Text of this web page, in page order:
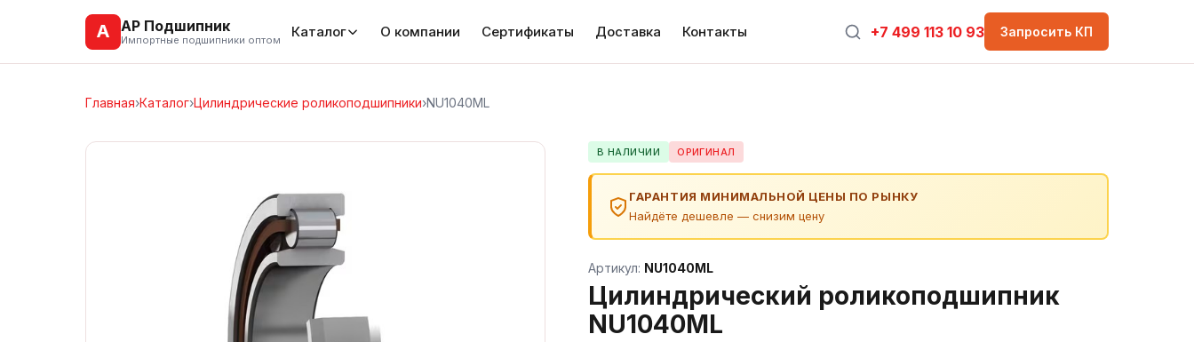
А АР Подшипник
Импортные подшипники оптом Каталог О компании Сертификаты Доставка Контакты +7 499 113 10 93 Запросить КП
Главная›Каталог›Цилиндрические роликоподшипники›NU1040ML
В НАЛИЧИИ ОРИГИНАЛ
ГАРАНТИЯ МИНИМАЛЬНОЙ ЦЕНЫ ПО РЫНКУ
Найдёте дешевле — снизим цену
Артикул: NU1040ML
Цилиндрический роликоподшипник
NU1040ML